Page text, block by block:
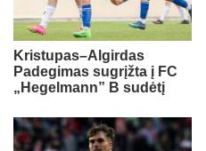
Kristupas–Algirdas
Padegimas sugrįžta į FC
„Hegelmann” B sudėtį